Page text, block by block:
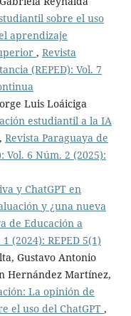
sobre el uso
aprendizaje
, Revista
(REPED): Vol. 7
Luis Loáiciga
estudiantil a la IA
, Revista Paraguaya de
Vol. 6 Núm. 2 (2025):
y ChatGPT en
y ¿una nueva
de Educación a
(2024): REPED 5(1)
Gustavo Antonio
Hernández Martínez,
La opinión de
el uso del ChatGPT ,